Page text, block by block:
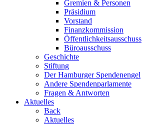
Gremien & Personen
Präsidium
Vorstand
Finanzkommission
Öffentlichkeitsausschuss
Büroausschuss
Geschichte
Stiftung
Der Hamburger Spendenengel
Andere Spendenparlamente
Fragen & Antworten
Aktuelles
Back
Aktuelles